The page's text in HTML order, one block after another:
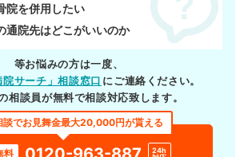
院を併用したい
通院先はどこがいいのか
等お悩みの方は一度、
院サーチ」相談窓口 にご連絡ください。
相談員が無料で相談対応致します。
談でお見舞金最大20,000円が貰える
料
24h